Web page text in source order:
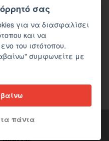
Picasee
σας
για να διασφαλίσει
και να
του ιστότοπου.
συμφωνείτε με
πάντα